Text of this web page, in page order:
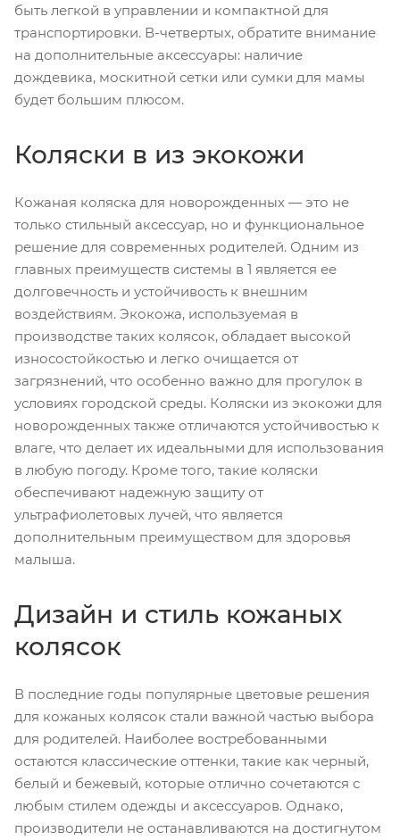
быть легкой в управлении и компактной для
транспортировки. В-четвертых, обратите внимание
на дополнительные аксессуары: наличие
дождевика, москитной сетки или сумки для мамы
будет большим плюсом.
Коляски в из экокожи
Кожаная коляска для новорожденных — это не
только стильный аксессуар, но и функциональное
решение для современных родителей. Одним из
главных преимуществ системы в 1 является ее
долговечность и устойчивость к внешним
воздействиям. Экокожа, используемая в
производстве таких колясок, обладает высокой
износостойкостью и легко очищается от
загрязнений, что особенно важно для прогулок в
условиях городской среды. Коляски из экокожи для
новорожденных также отличаются устойчивостью к
влаге, что делает их идеальными для использования
в любую погоду. Кроме того, такие коляски
обеспечивают надежную защиту от
ультрафиолетовых лучей, что является
дополнительным преимуществом для здоровья
малыша.
Дизайн и стиль кожаных
колясок
В последние годы популярные цветовые решения
для кожаных колясок стали важной частью выбора
для родителей. Наиболее востребованными
остаются классические оттенки, такие как черный,
белый и бежевый, которые отлично сочетаются с
любым стилем одежды и аксессуаров. Однако,
производители не останавливаются на достигнутом